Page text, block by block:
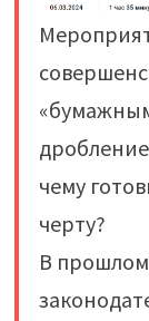
чему
черту?
В прошлом